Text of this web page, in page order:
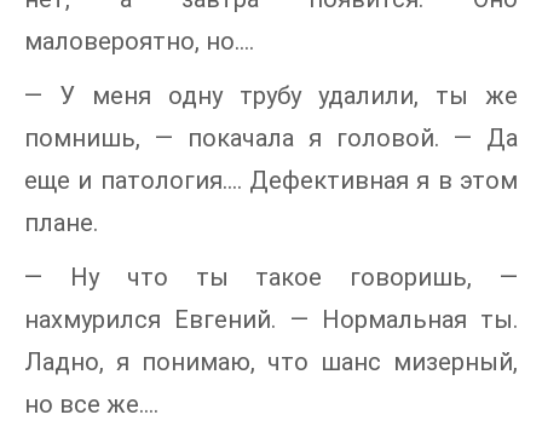
маловероятно, но….
— У меня одну трубу удалили, ты же
помнишь, — покачала я головой. — Да
еще и патология…. Дефективная я в этом
плане.
— Ну что ты такое говоришь, —
нахмурился Евгений. — Нормальная ты.
Ладно, я понимаю, что шанс мизерный,
но все же….